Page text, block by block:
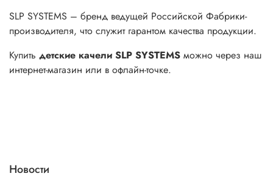
SLP SYSTEMS – бренд ведущей Российской Фабрики-
производителя, что служит гарантом качества продукции.
Купить детские качели SLP SYSTEMS можно через наш
интернет-магазин или в офлайн-точке.
Новости